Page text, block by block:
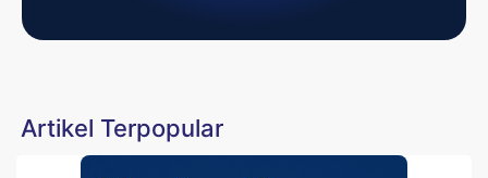
Artikel Terpopular